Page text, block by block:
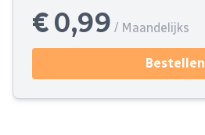
€ 0,99 / Maandelijks
Bestellen